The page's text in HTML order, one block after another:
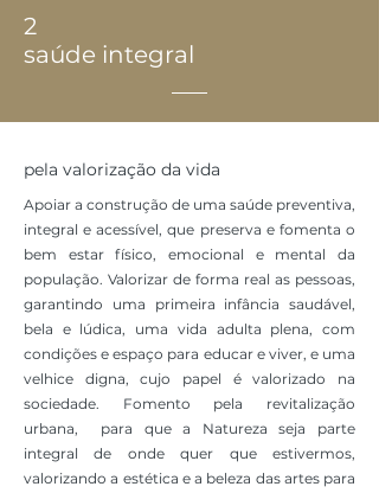
2
saúde integral
pela valorização da vida
Apoiar a construção de uma saúde preventiva,
integral e acessível, que preserva e fomenta o
bem estar físico, emocional e mental da
população. Valorizar de forma real as pessoas,
garantindo uma primeira infância saudável,
bela e lúdica, uma vida adulta plena, com
condições e espaço para educar e viver, e uma
velhice digna, cujo papel é valorizado na
sociedade. Fomento pela revitalização
urbana, para que a Natureza seja parte
integral de onde quer que estivermos,
valorizando a estética e a beleza das artes para